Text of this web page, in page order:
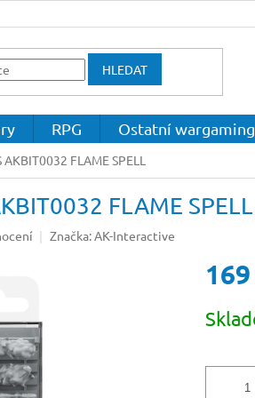
HLEDAT
RPG Ostatní wargaming
AKBIT0032 FLAME SPELL
FLAME SPELL
Značka:AK-Interactive
cena: